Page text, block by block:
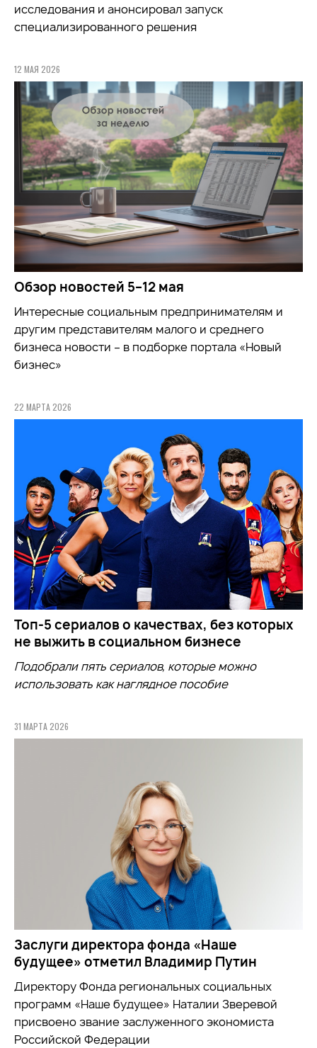
исследования и анонсировал запуск
специализированного решения
12 МАЯ 2026
Обзор новостей 5–12 мая
Интересные социальным предпринимателям и
другим представителям малого и среднего
бизнеса новости – в подборке портала «Новый
бизнес»
22 МАРТА 2026
Топ-5 сериалов о качествах, без которых
не выжить в социальном бизнесе
Подобрали пять сериалов, которые можно
использовать как наглядное пособие
31 МАРТА 2026
Заслуги директора фонда «Наше
будущее» отметил Владимир Путин
Директору Фонда региональных социальных
программ «Наше будущее» Наталии Зверевой
присвоено звание заслуженного экономиста
Российской Федерации